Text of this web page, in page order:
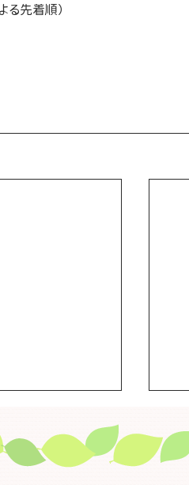
先着順）
せ】金沢健康
移転について
の
①